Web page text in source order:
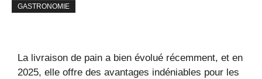
GASTRONOMIE
La livraison de pain a bien évolué récemment, et en
2025, elle offre des avantages indéniables pour les